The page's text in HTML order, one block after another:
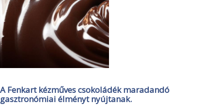
A Fenkart kézműves csokoládék maradandó
gasztronómiai élményt nyújtanak.